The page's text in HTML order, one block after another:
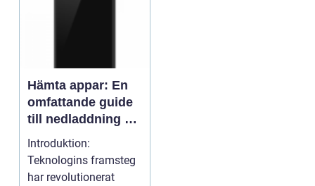
Hämta appar: En
omfattande guide
till nedladdning av
applikationer
Introduktion:
Teknologins framsteg
har revolutionerat